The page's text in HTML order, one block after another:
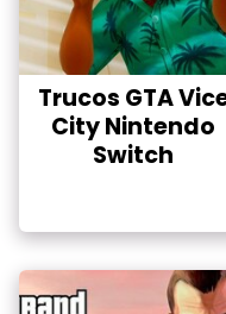
Trucos GTA
City Nintendo
Switch